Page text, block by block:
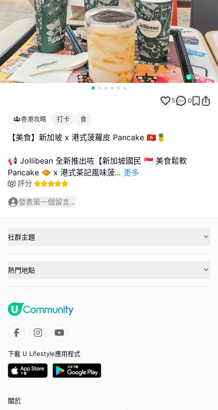
5 0
香港攻略 打卡 食
【美食】新加坡 x 港式菠蘿皮 Pancake 🇭🇰🍍
📢 Jollibean 全新推出咗【新加坡國民 🇸🇬 美食鬆軟
Pancake 🧇 x 港式茶記風味菠... 更多
評分
發表第一個留言...
社群主題
熱門地點
下載 U Lifestyle應用程式
關於